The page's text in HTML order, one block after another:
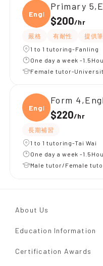
Engli
Primary
$200/hr
嚴格 有耐性 提供
1 to 1 tutoring-Fanling
One day a week -
Female tutor-
Engli
Form
$220/hr
長期補習
1 to 1 tutoring-Tai Wai
One day a week -
Male tutor/Female
About Us
Education Information
Certification Awards